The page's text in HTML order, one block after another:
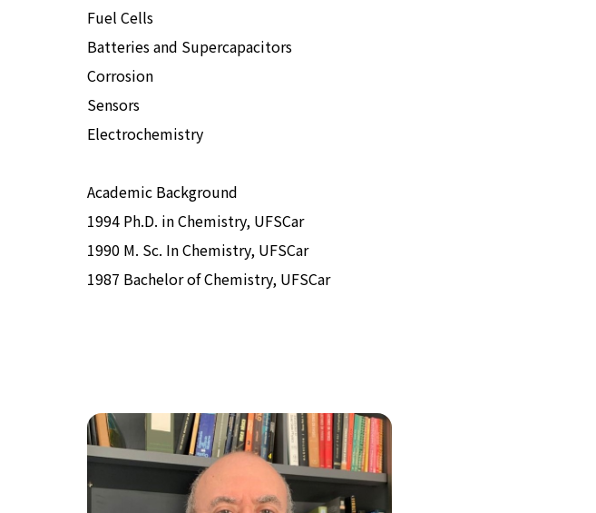
Fuel Cells
Batteries and Supercapacitors
Corrosion
Sensors
Electrochemistry
Academic Background
1994 Ph.D. in Chemistry, UFSCar
1990 M. Sc. In Chemistry, UFSCar
1987 Bachelor of Chemistry, UFSCar